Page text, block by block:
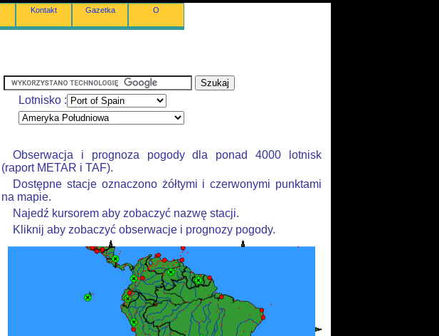
Kontakt Gazetka O
Lotnisko :
Obserwacja i prognoza pogody dla ponad 4000 lotnisk
(raport METAR i TAF).
Dostępne stacje oznaczono żółtymi i czerwonymi punktami
na mapie.
Najedź kursorem aby zobaczyć nazwę stacji.
Kliknij aby zobaczyć obserwacje i prognozy pogody.